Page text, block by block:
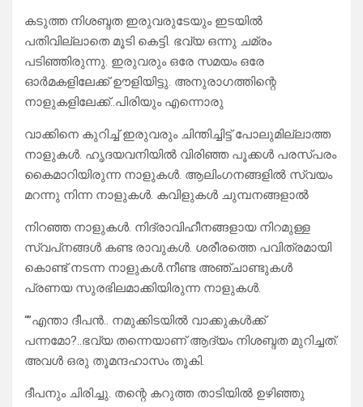
കടുത്ത നിശബ്ദത ഇരുവരുടേയും ഇടയിൽ
പതിവില്ലാതെ മൂടി കെട്ടി. ഭവ്യ ഒന്നു ചമ്രം
പടിഞ്ഞിരുന്നു. ഇരുവരും ഒരേ സമയം ഒരേ
ഓർമകളിലേക്ക് ഊളിയിട്ടു. അനുരാഗത്തിന്റെ
നാളുകളിലേക്ക്..പിരിയും എന്നൊരു
വാക്കിനെ കുറിച്ച് ഇരുവരും ചിന്തിച്ചിട്ട് പോലുമില്ലാത്ത
നാളുകൾ. ഹൃദയവനിയിൽ വിരിഞ്ഞ പൂക്കൾ പരസ്പരം
കൈമാറിയിരുന്ന നാളുകൾ. ആലിംഗനങ്ങളിൽ സ്വയം
മറന്നു നിന്ന നാളുകൾ. കവിളുകൾ ചുമ്പനങ്ങളാൽ
നിറഞ്ഞ നാളുകൾ. നിദ്രാവിഹീനങ്ങളായ നിറമുള്ള
സ്വപ്‌നങ്ങൾ കണ്ട രാവുകൾ. ശരീരത്തെ പവിത്രമായി
കൊണ്ട് നടന്ന നാളുകൾ.നീണ്ട അഞ്ചാണ്ടുകൾ
പ്രണയ സുരഭിലമാക്കിയിരുന്ന നാളുകൾ.
“”എന്താ ദീപൻ.. നമുക്കിടയിൽ വാക്കുകൾക്ക്
പന്നമോ?..ഭവ്യ തന്നെയാണ് ആദ്യം നിശബ്ദത മുറിച്ചത്.
അവൾ ഒരു തൂമന്ദഹാസം തൂകി.
ദീപനും ചിരിച്ചു. തന്റെ കറുത്ത താടിയിൽ ഉഴിഞ്ഞു